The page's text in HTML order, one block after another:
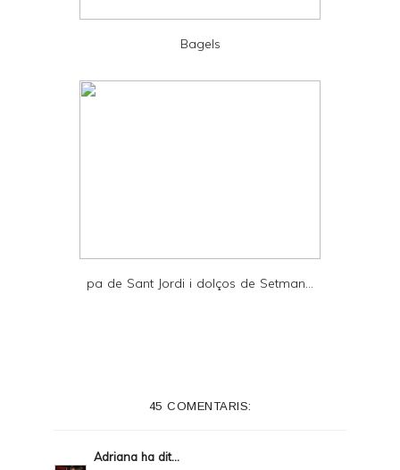
Bagels
pa de Sant Jordi i dolços de Setman...
45 COMENTARIS:
Adriana ha dit...